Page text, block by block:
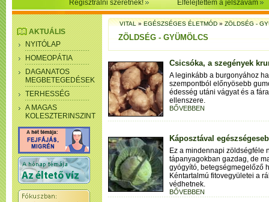
Regisztrálni szeretnék!
Elfelejtettem a jelszavam
AKTUÁLIS
NYITÓLAP
HOMEOPÁTIA
DAGANATOS
MEGBETEGEDÉSEK
TERHESSÉG
A MAGAS
KOLESZTERINSZINT
VITAL»EGÉSZSÉGES ÉLETMÓD»ZÖLDSÉG -
ZÖLDSÉG - GYÜMÖLCS
Csicsóka, a szegények
A leginkább a burgonyához
szempontból előnyösebb
édesség utáni vágyat és a
ellenszere.
BŐVEBBEN
Káposztával
Ez a mindennapi zöldségféle
tápanyagokban gazdag, de
gyógyító, betegségmegelőző
Kéntartalmú fitovegyületei a
védhetnek.
BŐVEBBEN